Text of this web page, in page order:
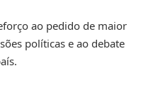
ao pedido de maior
políticas e ao debate